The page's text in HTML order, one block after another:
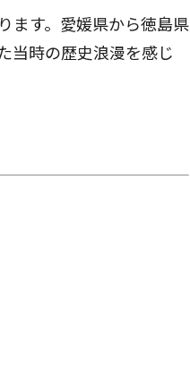
ます。愛媛県から徳島県
当時の歴史浪漫を感じ